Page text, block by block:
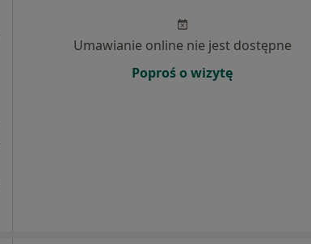
Umawianie online nie jest dostępne
Poproś o wizytę